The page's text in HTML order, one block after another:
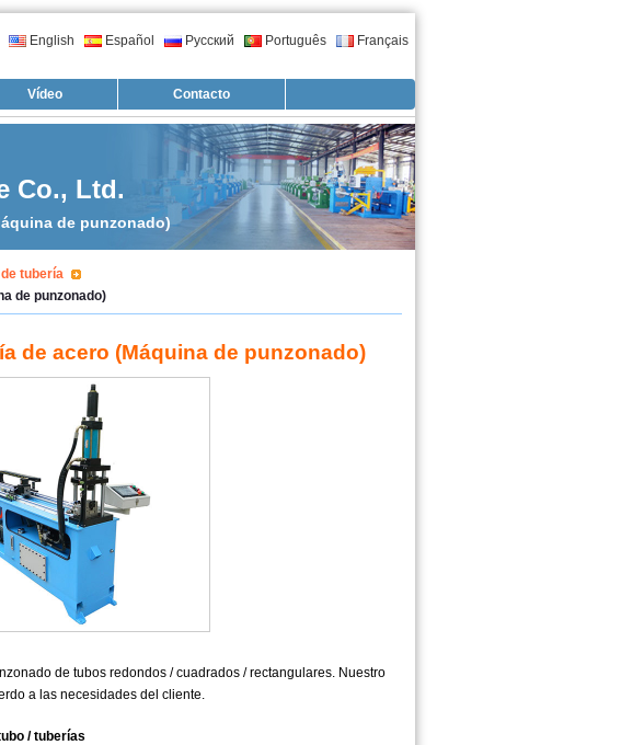
English Español Русский Português Français
Vídeo Contacto
Co., Ltd.
de punzonado)
tubería
de punzonado)
de acero (Máquina de punzonado)
de tubos redondos / cuadrados / rectangulares. Nuestro
a las necesidades del cliente.
/ tuberías